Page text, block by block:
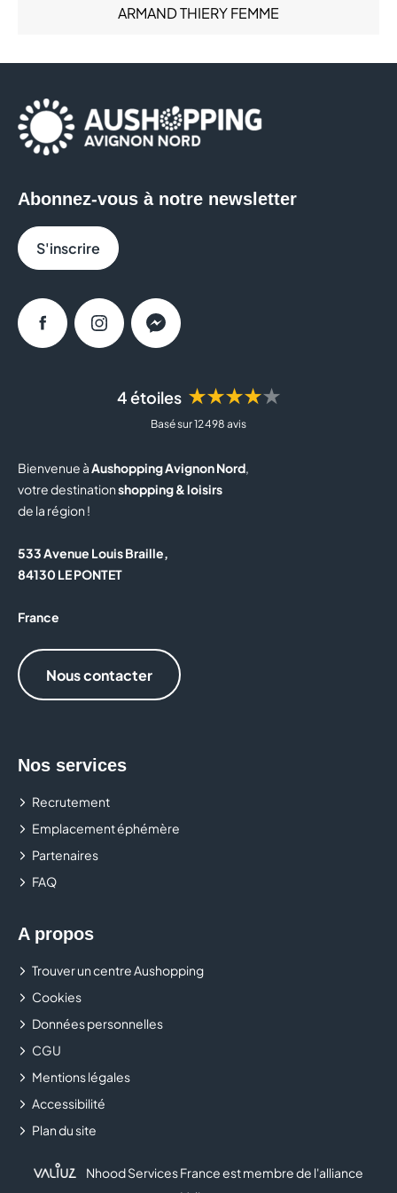
ARMAND THIERY FEMME
AYAKO SUSHI
BRICO DEPOT
BRUT BUTCHER
BURGER KING
BUT
BZB
CALZEDONIA
CELIO
CLUB BOUYGUES TELECOM
CULTURA
DALERY MAROQUINIER
DELISHOES
Santé (6)
4 étoiles ★★★★★
Basé sur 12 498 avis
Bienvenue àAushopping Avignon Nord,
votre destinationshopping & loisirs
de la région !
533 Avenue Louis Braille,
84130 LE PONTET
France
Nous contacter
Nos services
Recrutement
Emplacement éphémère
Partenaires
FAQ
A propos
Trouver un centre Aushopping
Cookies
Données personnelles
CGU
Mentions légales
Accessibilité
Plan du site
Abonnez-vous à notre newsletter
S'inscrire
FacebookInstagramMessenger
Nhood Services France est membre de l'alliance